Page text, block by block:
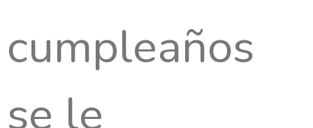
cumpleaños
se le